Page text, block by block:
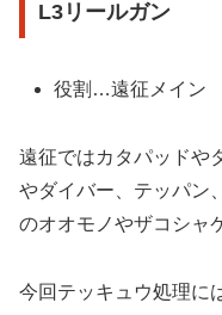
L3リールガン
役割…遠征メイン
遠征ではカタパッドや
やダイバー、テッパン
のオオモノやザコシャ
今回テッキュウ処理に